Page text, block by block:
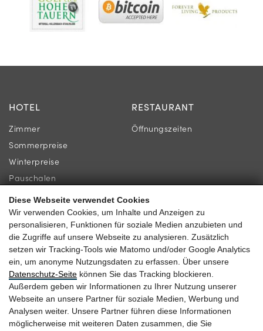
Diese Webseite verwendet Cookies
Wir verwenden Cookies, um Inhalte und Anzeigen zu
personalisieren, Funktionen für soziale Medien anzubieten und
die Zugriffe auf unsere Webseite zu analysieren. Zusätzlich
setzen wir Tracking-Tools wie Matomo und/oder Google Analytics
ein, um anonyme Nutzungsdaten zu erfassen. Über unsere
Datenschutz-Seite können Sie das Tracking blockieren.
Außerdem geben wir Informationen zu Ihrer Nutzung unserer
Webseite an unsere Partner für soziale Medien, Werbung und
Analysen weiter. Unsere Partner führen diese Informationen
möglicherweise mit weiteren Daten zusammen, die Sie
HOTEL
Zimmer
Sommerpreise
Winterpreise
Pauschalen
RESTAURANT
Öffnungszeiten
INFORMATION
Newsletter
Lage & Anreise
Gästebewertungen
KONTAKT
Familie Gassner
Kirchgasse 9
5730 Mittersill